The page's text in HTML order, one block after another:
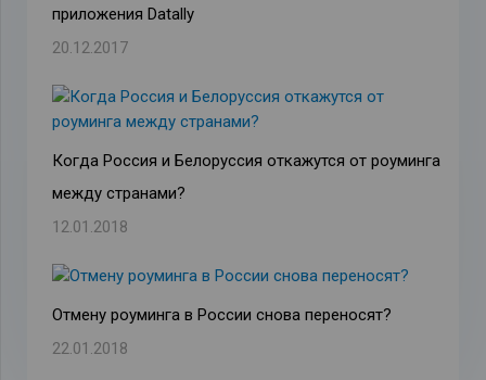
приложения Datally
20.12.2017
Когда Россия и Белоруссия откажутся от роуминга
между странами?
12.01.2018
Отмену роуминга в России снова переносят?
22.01.2018